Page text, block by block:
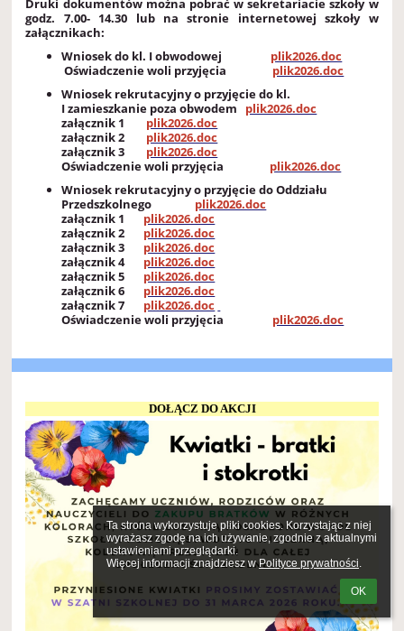
Ta strona wykorzystuje pliki cookies. Korzystając z niej
wyrażasz zgodę na ich używanie, zgodnie z aktualnymi
ustawieniami przeglądarki.
Więcej informacji znajdziesz w Polityce prywatności.
OK
Druki dokumentów można pobrać w sekretariacie szkoły w
godz. 7.00- 14.30 lub na stronie internetowej szkoły w
załącznikach:
Wniosek do kl. I obwodowej
plik2026.doc
Oświadczenie woli przyjęcia
plik2026.doc
Wniosek rekrutacyjny o przyjęcie do kl.
I zamieszkanie poza obwodem plik2026.doc
załącznik 1
plik2026.doc
załącznik 2 plik2026.doc
załącznik 3
plik2026.doc
Oświadczenie woli przyjęcia
plik2026.doc
Wniosek rekrutacyjny o przyjęcie do Oddziału
Przedszkolnego
plik2026.doc
załącznik 1
plik2026.doc
załącznik 2
plik2026.doc
załącznik 3
plik2026.doc
załącznik 4
plik2026.doc
załącznik 5
plik2026.doc
załącznik 6
plik2026.doc
załącznik 7
plik2026.doc
Oświadczenie woli przyjęcia
plik2026.doc
DOŁĄCZ DO AKCJI